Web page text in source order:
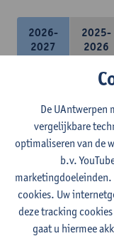
2026-
2027
2025-
2026
- Optie A : je kiest
- Optie B: je kiest
In de
- 1 verplicht
- 24 of 30
studiepunten per
- 24 of 30
De UAntwerpen
vergelijkbare
optimaliseren van de
b.v.
marketingdoeleinden.
cookies. Uw
deze tracking
gaat u hiermee